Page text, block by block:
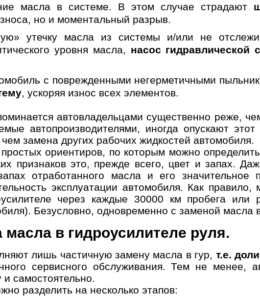
масла в системе. В этом случае страдают
но и моментальный разрыв.
утечку масла из системы и/или не
уровня масла, насос гидравлической
с поврежденными негерметичными
, ускоряя износ всех элементов.
автовладельцами существенно реже,
автопроизводителями, иногда опускают
замена других рабочих жидкостей автомобиля.
ориентиров, по которым можно определить
признаков это, прежде всего, цвет и запах.
отработанного масла и его
эксплуатации автомобиля. Как
через каждые 30000 км пробега или
Безусловно, одновременно с заменой масла
в гидроусилителе руля.
лишь частичную замену масла в гур, т.е.
сервисного обслуживания. Тем не менее,
самостоятельно.
разделить на несколько этапов:
Выбор
автосервиса
Дата и
время
Контактные
данные
несколько услуг
История